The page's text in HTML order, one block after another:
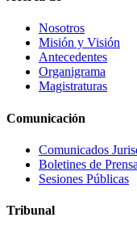
Nosotros
Misión y Visión
Antecedentes
Organigrama
Magistraturas
Comunicación
Comunicados
Boletines de Prensa
Sesiones Públicas
Tribunal